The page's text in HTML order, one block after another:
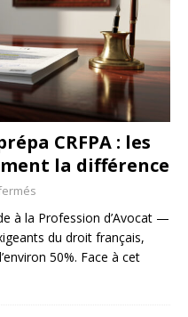
CRFPA : les
la différence
à la Profession d’Avocat —
du droit français,
50%. Face à cet